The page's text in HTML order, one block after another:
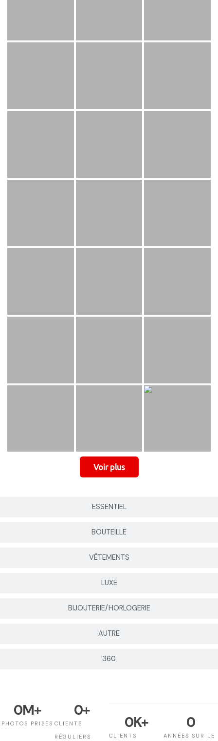
ESSENTIEL
BOUTEILLE
VÊTEMENTS
LUXE
BIJOUTERIE/HORLOGERIE
AUTRE
360
PHOTOS PRISES
0M+
CLIENTS
RÉGULIERS
0+
CLIENTS
0K+
ANNÉES SUR LE
0